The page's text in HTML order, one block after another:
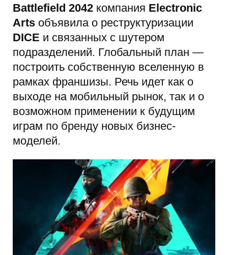
Battlefield 2042 компания Electronic
Arts объявила о реструктуризации
DICE и связанных с шутером
подразделений. Глобальный план —
построить собственную вселенную в
рамках франшизы. Речь идет как о
выходе на мобильный рынок, так и о
возможном применении к будущим
играм по бренду новых бизнес-
моделей.